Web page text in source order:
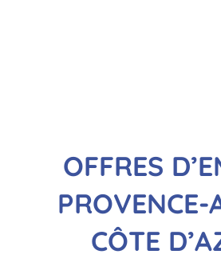
OFFRES
PROVENCE-
CÔTE